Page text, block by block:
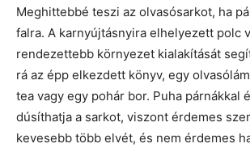
Meghittebbé teszi az olvasósarkot, ha
falra. A karnyújtásnyira elhelyezett polc
rendezettebb környezet kialakítását
rá az épp elkezdett könyv, egy
tea vagy egy pohár bor. Puha párnákkal
dúsíthatja a sarkot, viszont érdemes
kevesebb több elvét, és nem érdemes